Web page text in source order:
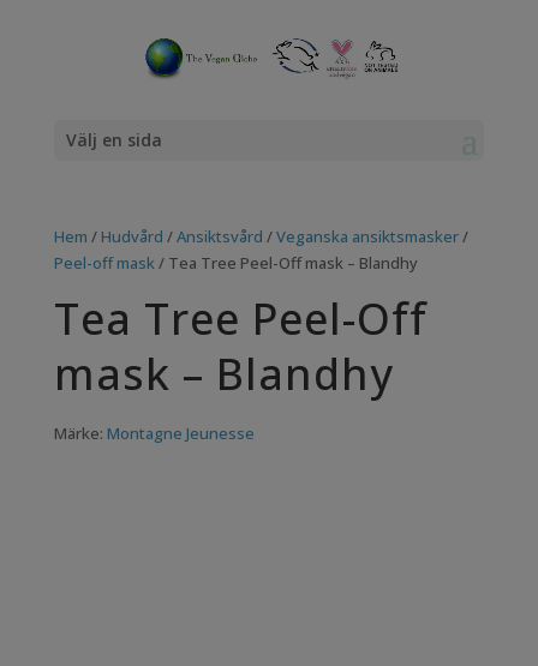
Välj en sida
Hem / Hudvård /Ansiktsvård /Veganska ansiktsmasker/
Peel-off mask/ Tea Tree Peel-Off mask – Blandhy
Tea Tree Peel-Off
mask – Blandhy
Märke: Montagne Jeunesse